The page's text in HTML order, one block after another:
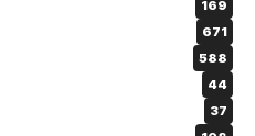
169
671
588
44
37